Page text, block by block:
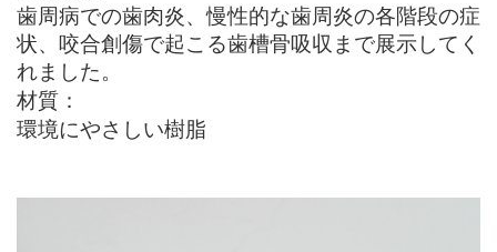
歯周病での歯肉炎、慢性的な歯周炎の各階段の症
状、咬合創傷で起こる歯槽骨吸収まで展示してく
れました。
材質：
環境にやさしい樹脂